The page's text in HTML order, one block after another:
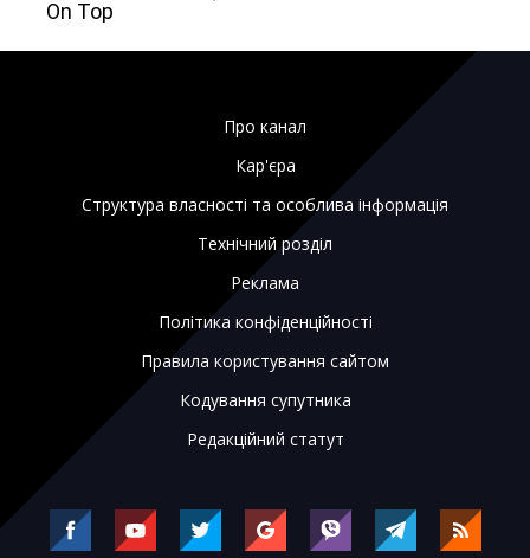
Про канал
Кар'єра
Структура власності та особлива інформація
Технічний розділ
Реклама
Політика конфіденційності
Правила користування сайтом
Кодування супутника
Редакційний статут